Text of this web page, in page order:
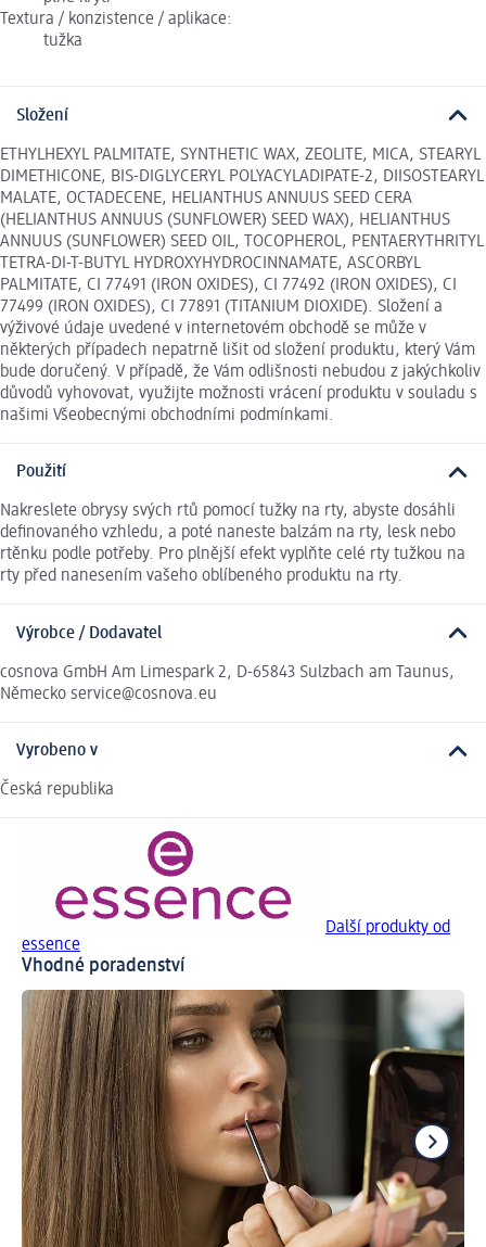
Textura / konzistence / aplikace:
tužka
Složení
ETHYLHEXYL PALMITATE, SYNTHETIC WAX, ZEOLITE, MICA, STEARYL
DIMETHICONE, BIS-DIGLYCERYL POLYACYLADIPATE-2, DIISOSTEARYL
MALATE, OCTADECENE, HELIANTHUS ANNUUS SEED CERA
(HELIANTHUS ANNUUS (SUNFLOWER) SEED WAX), HELIANTHUS
ANNUUS (SUNFLOWER) SEED OIL, TOCOPHEROL, PENTAERYTHRITYL
TETRA-DI-T-BUTYL HYDROXYHYDROCINNAMATE, ASCORBYL
PALMITATE, CI 77491 (IRON OXIDES), CI 77492 (IRON OXIDES), CI
77499 (IRON OXIDES), CI 77891 (TITANIUM DIOXIDE). Složení a
výživové údaje uvedené v internetovém obchodě se může v
některých případech nepatrně lišit od složení produktu, který Vám
bude doručený. V případě, že Vám odlišnosti nebudou z jakýchkoliv
důvodů vyhovovat, využijte možnosti vrácení produktu v souladu s
našimi Všeobecnými obchodními podmínkami.
Použití
Nakreslete obrysy svých rtů pomocí tužky na rty, abyste dosáhli
definovaného vzhledu, a poté naneste balzám na rty, lesk nebo
rtěnku podle potřeby. Pro plnější efekt vyplňte celé rty tužkou na
rty před nanesením vašeho oblíbeného produktu na rty.
Výrobce / Dodavatel
cosnova GmbH Am Limespark 2, D-65843 Sulzbach am Taunus,
Německo service@cosnova.eu
Vyrobeno v
Česká republika
Další produkty od
essence
Vhodné poradenství